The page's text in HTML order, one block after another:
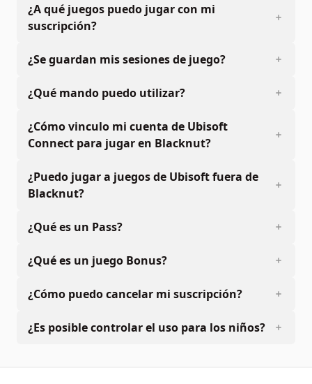
¿A qué juegos puedo jugar con mi
suscripción?
¿Se guardan mis sesiones de juego?
¿Qué mando puedo utilizar?
¿Cómo vinculo mi cuenta de Ubisoft
Connect para jugar en Blacknut?
¿Puedo jugar a juegos de Ubisoft fuera de
Blacknut?
¿Qué es un Pass?
¿Qué es un juego Bonus?
¿Cómo puedo cancelar mi suscripción?
¿Es posible controlar el uso para los niños?